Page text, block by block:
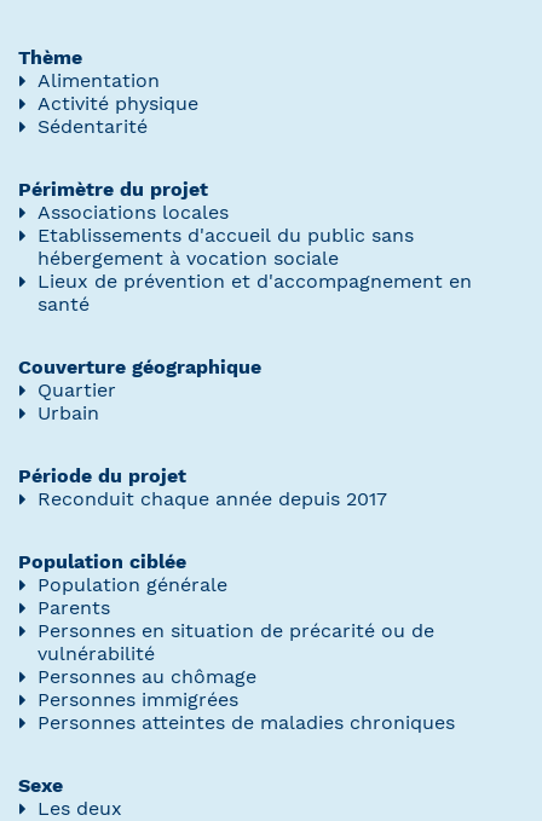
Thème
Alimentation
Activité physique
Sédentarité
Périmètre du projet
Associations locales
Etablissements d'accueil du public sans
hébergement à vocation sociale
Lieux de prévention et d'accompagnement en
santé
Couverture géographique
Quartier
Urbain
Période du projet
Reconduit chaque année depuis 2017
Population ciblée
Population générale
Parents
Personnes en situation de précarité ou de
vulnérabilité
Personnes au chômage
Personnes immigrées
Personnes atteintes de maladies chroniques
Sexe
Les deux